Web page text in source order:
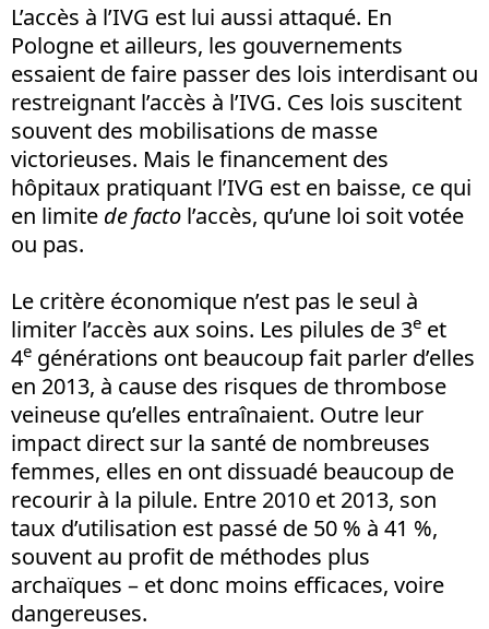
L’accès à l’IVG est lui aussi attaqué. En
Pologne et ailleurs, les gouvernements
essaient de faire passer des lois interdisant ou
restreignant l’accès à l’IVG. Ces lois suscitent
souvent des mobilisations de masse
victorieuses. Mais le financement des
hôpitaux pratiquant l’IVG est en baisse, ce qui
en limite de facto l’accès, qu’une loi soit votée
ou pas.
Le critère économique n’est pas le seul à
limiter l’accès aux soins. Les pilules de 3e et
4e générations ont beaucoup fait parler d’elles
en 2013, à cause des risques de thrombose
veineuse qu’elles entraînaient. Outre leur
impact direct sur la santé de nombreuses
femmes, elles en ont dissuadé beaucoup de
recourir à la pilule. Entre 2010 et 2013, son
taux d’utilisation est passé de 50 % à 41 %,
souvent au profit de méthodes plus
archaïques – et donc moins efficaces, voire
dangereuses.